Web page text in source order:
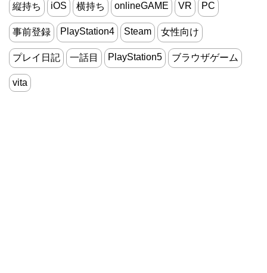
縦持ち iOS 横持ち onlineGAME VR PC
事前登録 PlayStation4 Steam 女性向け
プレイ日記 一話目 PlayStation5 ブラウザゲーム
vita